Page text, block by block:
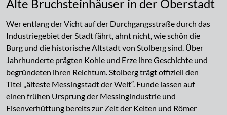
Alte Bruchsteinhäuser in der Oberstadt
Wer entlang der Vicht auf der Durchgangsstraße durch das
Industriegebiet der Stadt fährt, ahnt nicht, wie schön die
Burg und die historische Altstadt von Stolberg sind. Über
Jahrhunderte prägten Kohle und Erze ihre Geschichte und
begründeten ihren Reichtum. Stolberg trägt offiziell den
Titel „älteste Messingstadt der Welt“. Funde lassen auf
einen frühen Ursprung der Messingindustrie und
Eisenverhüttung bereits zur Zeit der Kelten und Römer